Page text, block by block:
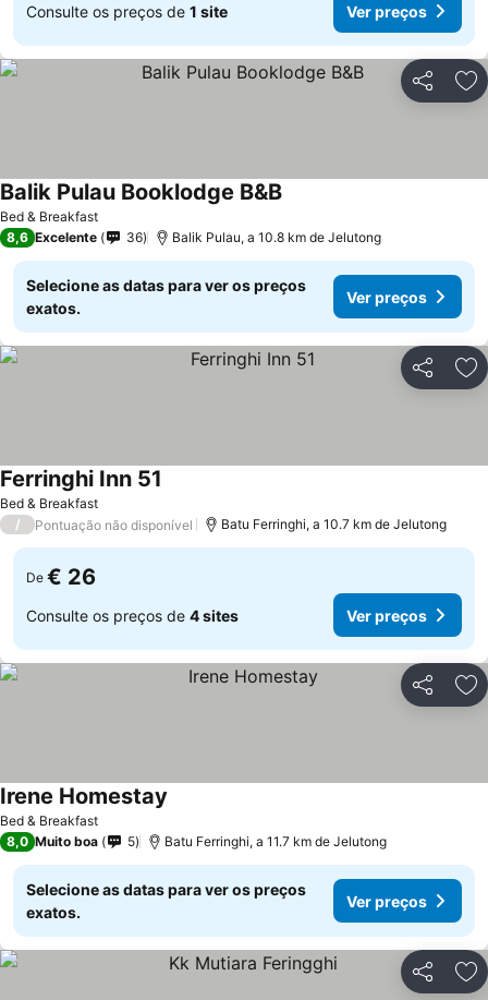
Consulte os preços de 1 site Ver preços
Partilhar
Bed & Breakfast
Balik Pulau Booklodge B&BVer preços
8,6 Excelente 36 Balik Pulau, a 10.8 km de Jelutong
Selecione as datas para ver os preços
exatos.
Ver preços
Partilhar
Bed & Breakfast
Ferringhi Inn 51
/ Pontuação não disponível Batu Ferringhi, a 10.7 km de Jelutong
De € 26
Consulte os preços de 4 sites Ver preços
Partilhar
Bed & Breakfast
Irene Homestay
8,0 Muito boa 5 Batu Ferringhi, a 11.7 km de Jelutong
Selecione as datas para ver os preços
exatos.
Ver preços
Partilhar